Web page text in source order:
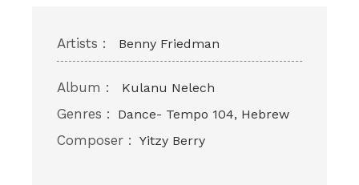
Artists : Benny Friedman
Album : Kulanu Nelech
Genres : Dance- Tempo 104, Hebrew
Composer : Yitzy Berry